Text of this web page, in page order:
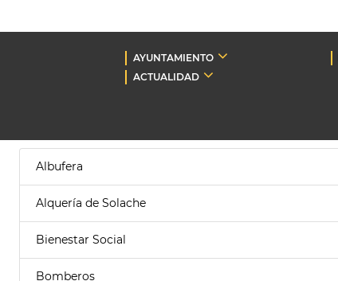
AYUNTAMIENTO
ACTUALIDAD
Albufera
Alquería de Solache
Bienestar Social
Bomberos